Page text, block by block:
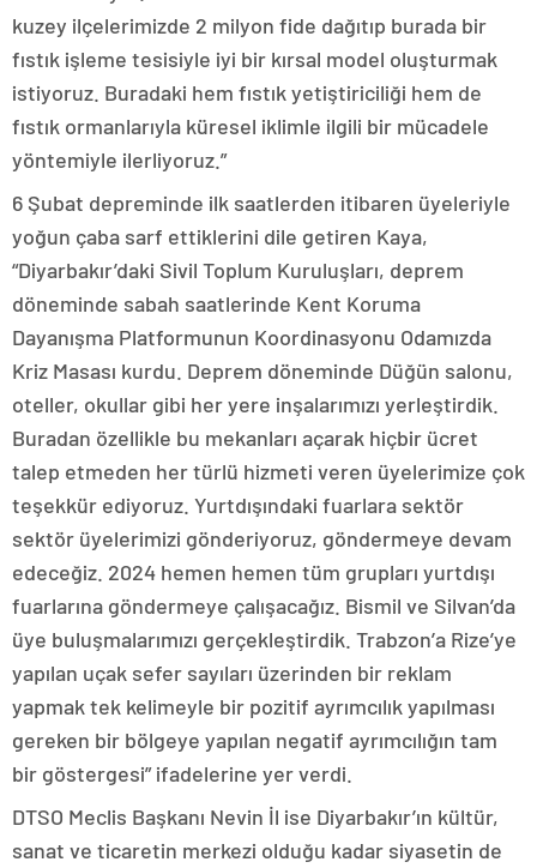
kuzey ilçelerimizde 2 milyon fide dağıtıp burada bir
fıstık işleme tesisiyle iyi bir kırsal model oluşturmak
istiyoruz. Buradaki hem fıstık yetiştiriciliği hem de
fıstık ormanlarıyla küresel iklimle ilgili bir mücadele
yöntemiyle ilerliyoruz.”
6 Şubat depreminde ilk saatlerden itibaren üyeleriyle
yoğun çaba sarf ettiklerini dile getiren Kaya,
“Diyarbakır’daki Sivil Toplum Kuruluşları, deprem
döneminde sabah saatlerinde Kent Koruma
Dayanışma Platformunun Koordinasyonu Odamızda
Kriz Masası kurdu. Deprem döneminde Düğün salonu,
oteller, okullar gibi her yere inşalarımızı yerleştirdik.
Buradan özellikle bu mekanları açarak hiçbir ücret
talep etmeden her türlü hizmeti veren üyelerimize çok
teşekkür ediyoruz. Yurtdışındaki fuarlara sektör
sektör üyelerimizi gönderiyoruz, göndermeye devam
edeceğiz. 2024 hemen hemen tüm grupları yurtdışı
fuarlarına göndermeye çalışacağız. Bismil ve Silvan’da
üye buluşmalarımızı gerçekleştirdik. Trabzon’a Rize’ye
yapılan uçak sefer sayıları üzerinden bir reklam
yapmak tek kelimeyle bir pozitif ayrımcılık yapılması
gereken bir bölgeye yapılan negatif ayrımcılığın tam
bir göstergesi” ifadelerine yer verdi.
DTSO Meclis Başkanı Nevin İl ise Diyarbakır’ın kültür,
sanat ve ticaretin merkezi olduğu kadar siyasetin de